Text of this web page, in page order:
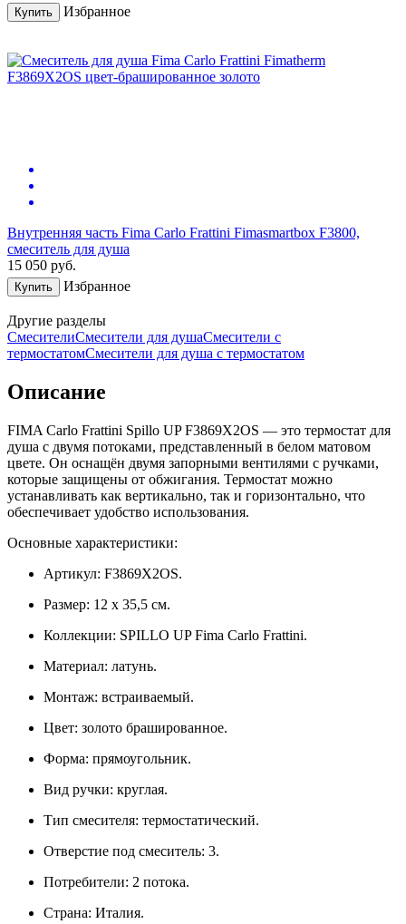
Купить Избранное
Внутренняя часть Fima Carlo Frattini Fimasmartbox F3800,
смеситель для душа
15 050 руб.
Купить Избранное
Другие разделы
СмесителиСмесители для душаСмесители с
термостатомСмесители для душа с термостатом
Описание
FIMA Carlo Frattini Spillo UP F3869X2OS — это термостат для
душа с двумя потоками, представленный в белом матовом
цвете. Он оснащён двумя запорными вентилями с ручками,
которые защищены от обжигания. Термостат можно
устанавливать как вертикально, так и горизонтально, что
обеспечивает удобство использования.
Основные характеристики:
Артикул: F3869X2OS.
Размер: 12 х 35,5 см.
Коллекции: SPILLO UP Fima Carlo Frattini.
Материал: латунь.
Монтаж: встраиваемый.
Цвет: золото брашированное.
Форма: прямоугольник.
Вид ручки: круглая.
Тип смесителя: термостатический.
Отверстие под смеситель: 3.
Потребители: 2 потока.
Страна: Италия.